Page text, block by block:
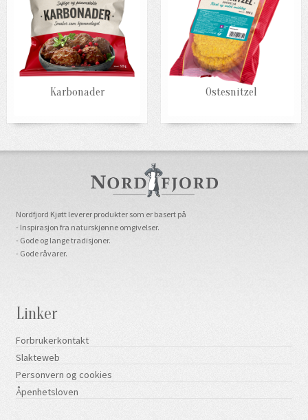
Karbonader Ostesnitzel
Nordfjord Kjøtt leverer produkter som er basert på
- Inspirasjon fra naturskjønne omgivelser.
- Gode og lange tradisjoner.
- Gode råvarer.
Linker
Forbrukerkontakt
Slakteweb
Personvern og cookies
Åpenhetsloven